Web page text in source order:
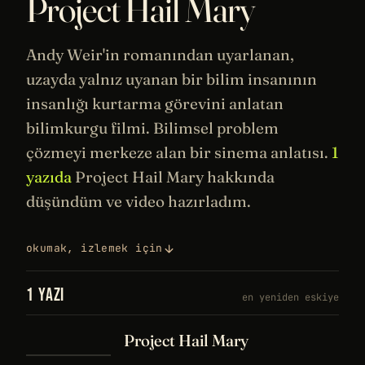
Project Hail Mary
Andy Weir'in romanından uyarlanan,
uzaydayalnız uyanan bir bilim insanının
insanlığı kurtarma görevini anlatan
bilimkurgu filmi. Bilimsel problem
çözmeyi merkeze alan bir sinema anlatısı. 1
yazıda Project Hail Mary hakkında
düşündüm ve video hazırladım.
okumak, izlemek için
1 YAZI en yeniden eskiye
Project Hail Mary